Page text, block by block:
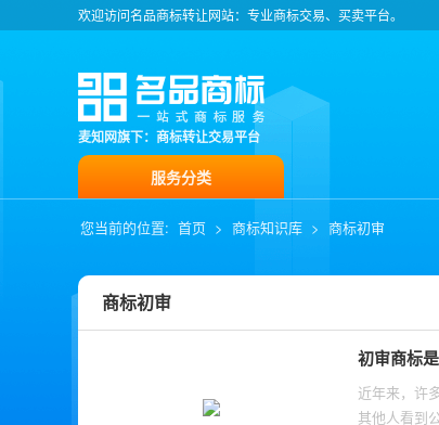
欢迎访问名品商标转让网站：专业商标交易、买卖平台。
麦知网旗下：商标转让交易平台
服务分类
您当前的位置: 首页 > 商标知识库 > 商标初审
商标初审
初审商标
近年来，许
其他人看到